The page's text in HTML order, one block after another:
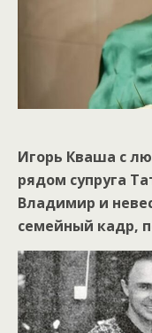
Игорь Кваша с
рядом супруга
Владимир и
семейный кадр,